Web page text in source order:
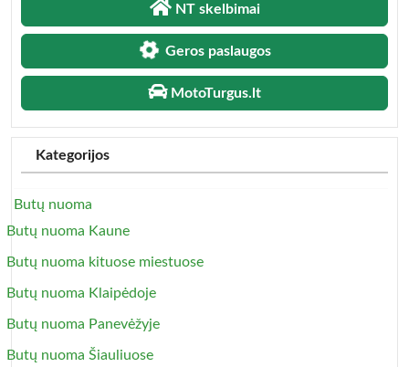
NT skelbimai
Geros paslaugos
MotoTurgus.lt
Kategorijos
Butų nuoma
Butų nuoma Kaune
Butų nuoma kituose miestuose
Butų nuoma Klaipėdoje
Butų nuoma Panevėžyje
Butų nuoma Šiauliuose